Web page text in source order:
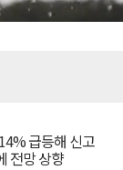
급등해 신고
전망 상향